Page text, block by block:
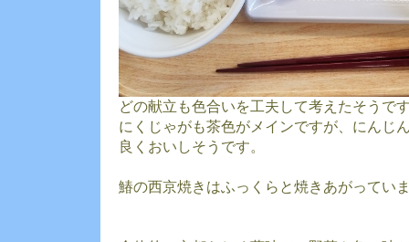
どの献立も色合いを工夫して考えたそうで
にくじゃがも茶色がメインですが、にんじ
良くおいしそうです。
鰆の西京焼きはふっくらと焼きあがってい